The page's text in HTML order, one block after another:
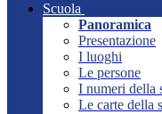
Scuola
Panoramica
Presentazione
I luoghi
Le persone
I numeri della
Le carte della